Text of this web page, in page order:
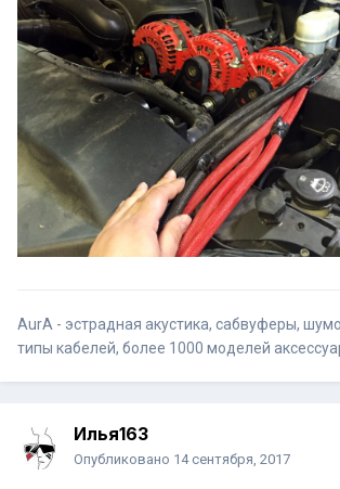
AurA - эстрадная акустика, сабвуферы,
типы кабелей, более 1000 моделей
Илья163
Опубликовано 14 сентября, 2017